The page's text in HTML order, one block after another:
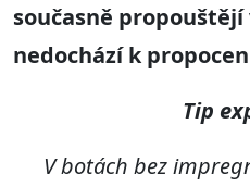
současně
nedochází k
Tip
V botách bez